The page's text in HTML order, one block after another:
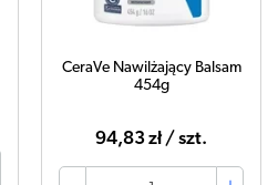
CeraVe Nawilżający Balsam
454g
94,83 zł / szt.